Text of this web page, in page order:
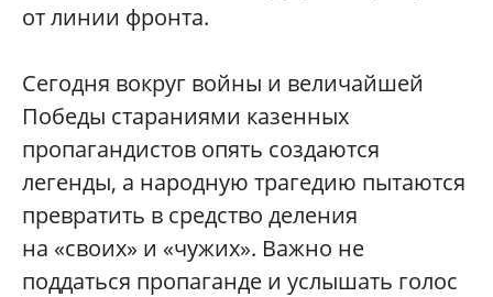
от линии фронта.
Сегодня вокруг войны и величайшей
Победы стараниями казенных
пропагандистов опять создаются
легенды, а народную трагедию пытаются
превратить в средство деления
на «своих» и «чужих». Важно не
поддаться пропаганде и услышать голос